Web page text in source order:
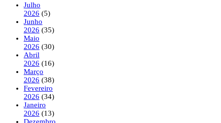
Julho
2026 (5)
Junho
2026 (35)
Maio
2026 (30)
Abril
2026 (16)
Março
2026 (38)
Fevereiro
2026 (34)
Janeiro
2026 (13)
Dezembro